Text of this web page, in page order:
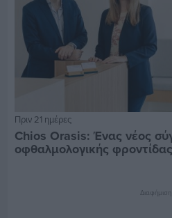
Πριν 21 ημέρες
Chios Orasis: Ένας νέος
οφθαλμολογικής
Διαφήμιση